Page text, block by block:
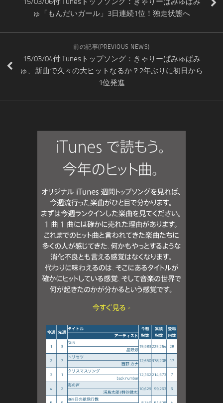
ゅ「もんだいガール」3日連続1位！独走状態へ
前の記事(PREVIOUS NEWS)
15/03/04付iTunesトップソング：きゃりーぱみゅぱみ
ゅ、新曲で久々の大ヒットなるか？2年ぶりに初日から
1位発進